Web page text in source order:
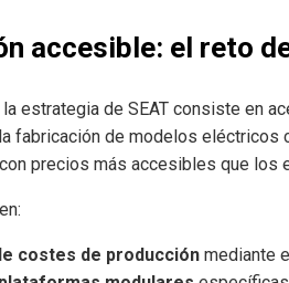
accesible: el reto
estrategia de SEAT consiste en
fabricación de modelos eléctricos
precios más accesibles que los
costes de producción mediante